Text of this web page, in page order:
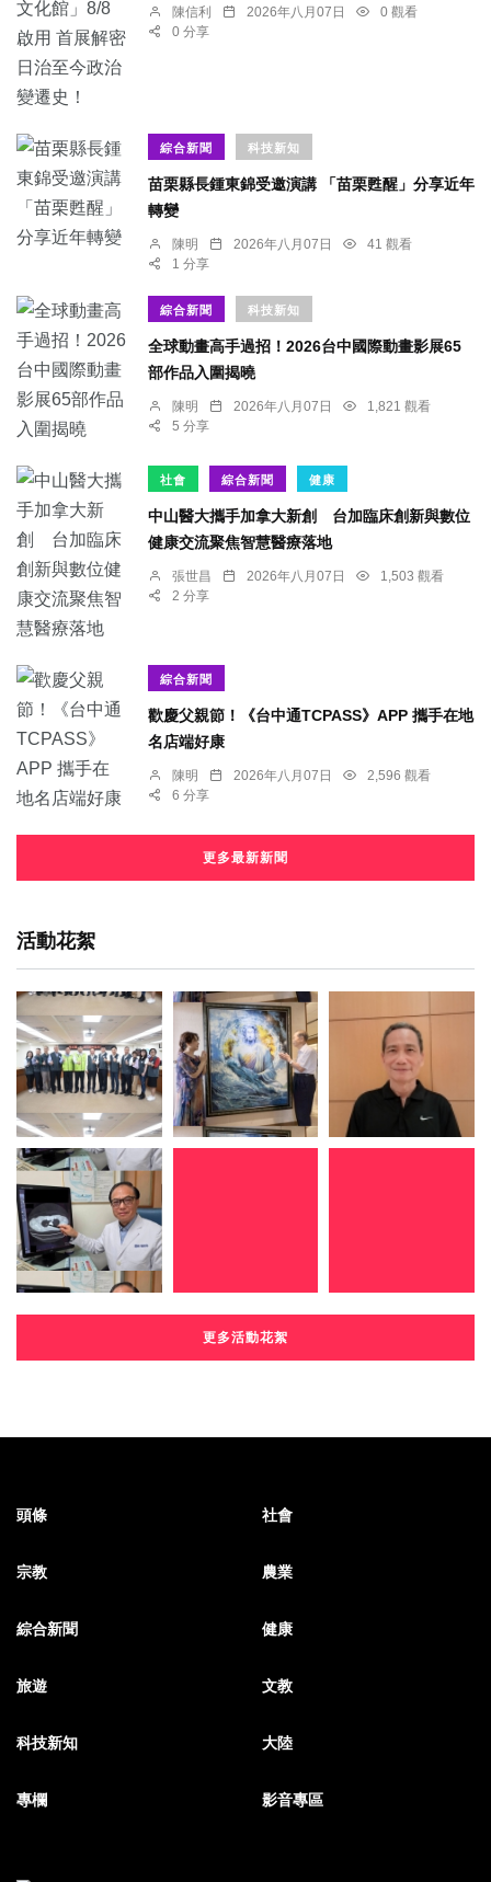
陳信利 2026年八月07日
0 觀看
0 分享
綜合新聞 科技新知
苗栗縣長鍾東錦受邀演講 「苗栗甦醒」分享近年
轉變
陳明 2026年八月07日
41 觀看
1 分享
綜合新聞 科技新知
全球動畫高手過招！2026台中國際動畫影展65
部作品入圍揭曉
陳明 2026年八月07日
1,821 觀看
5 分享
社會 綜合新聞 健康
中山醫大攜手加拿大新創 台加臨床創新與數位
健康交流聚焦智慧醫療落地
張世昌 2026年八月07日
1,503 觀看
2 分享
綜合新聞
歡慶父親節！《台中通TCPASS》APP 攜手在地
名店端好康
陳明 2026年八月07日
2,596 觀看
6 分享
更多最新新聞
活動花絮
更多活動花絮
頭條 社會
宗教 農業
綜合新聞 健康
旅遊 文教
科技新知 大陸
專欄 影音專區